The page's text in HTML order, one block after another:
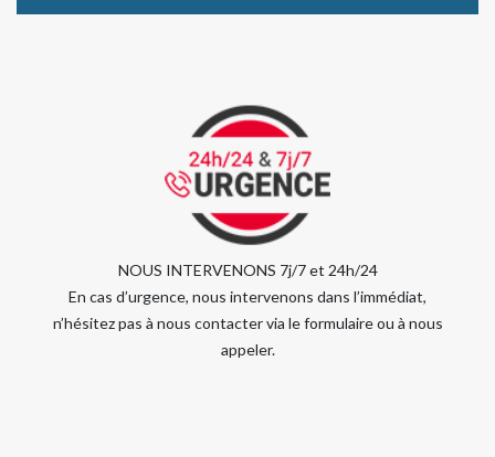
NOUS INTERVENONS 7j/7 et 24h/24
En cas d’urgence, nous intervenons dans l’immédiat,
n’hésitez pas à nous contacter via le formulaire ou à nous
appeler.